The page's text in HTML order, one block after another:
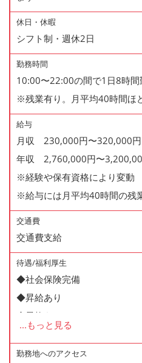
休日・休暇
シフト制・週休2日
勤務時間
10:00〜22:00の間で1日8時間
※残業有り。月平均40時間ほ
給与
月収 230,000円〜320,000円
年収 2,760,000円〜
※経験や保有資格により変動
※給与には月平均40時間の残
交通費
交通費支給
待遇/福利厚生
◆社会保険完備
◆昇給あり
◆昇格あり
◆正社員登用制度あり
◆寸志あり
... もっと見る
勤務地へのアクセス